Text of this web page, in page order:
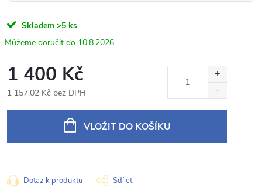
Napište nám svůj dotaz
Produkt:
Hyundai Tucson (2015-2018)
Jméno
Skladem >5 ks
10.8.2026
1 400 Kč
1 157,02 Kč bez DPH
VLOŽIT DO KOŠÍKU
Dotaz k produktu Sdílet